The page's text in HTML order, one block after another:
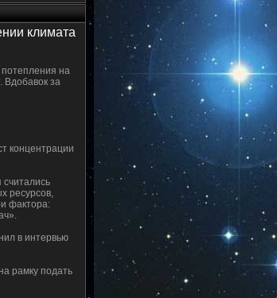
климата
потепления на
Вдобавок за
концентрации
ресурсов,
фактора:
в интервью
рамку подать